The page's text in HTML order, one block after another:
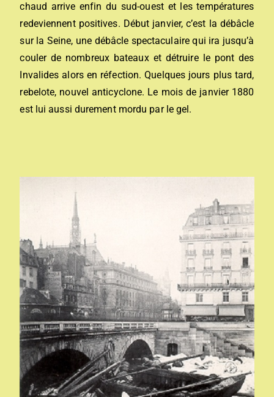
chaud arrive enfin du sud-ouest et les températures
redeviennent positives. Début janvier, c’est la débâcle
sur la Seine, une débâcle spectaculaire qui ira jusqu’à
couler de nombreux bateaux et détruire le pont des
Invalides alors en réfection. Quelques jours plus tard,
rebelote, nouvel anticyclone. Le mois de janvier 1880
est lui aussi durement mordu par le gel.